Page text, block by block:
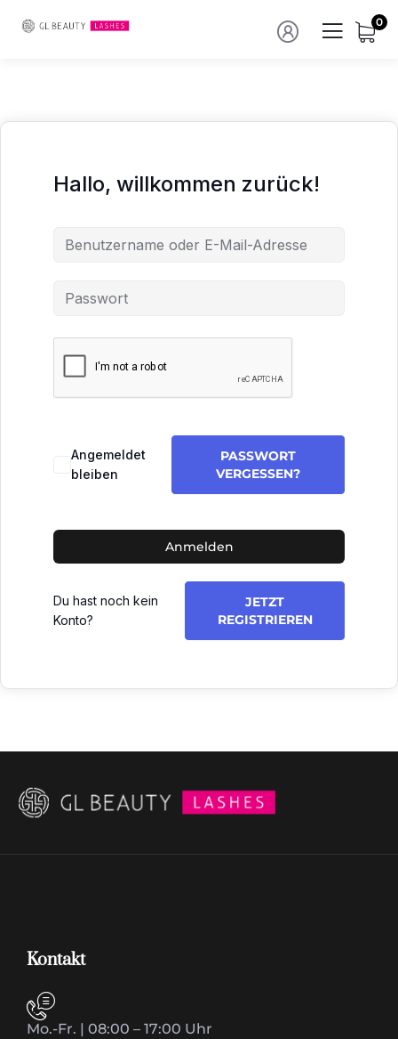
0
Hallo, willkommen zurück!
Angemeldet
bleiben
PASSWORT
VERGESSEN?
Anmelden
Du hast noch kein
Konto?
JETZT
REGISTRIEREN
Kontakt
Mo.-Fr. | 08:00 – 17:00 Uhr